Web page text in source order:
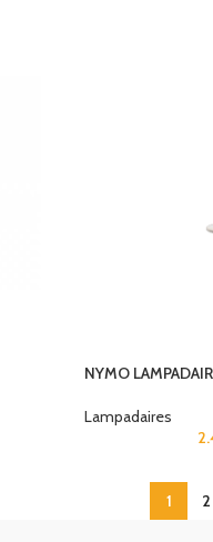
NYMO
Lampadaires
1 2